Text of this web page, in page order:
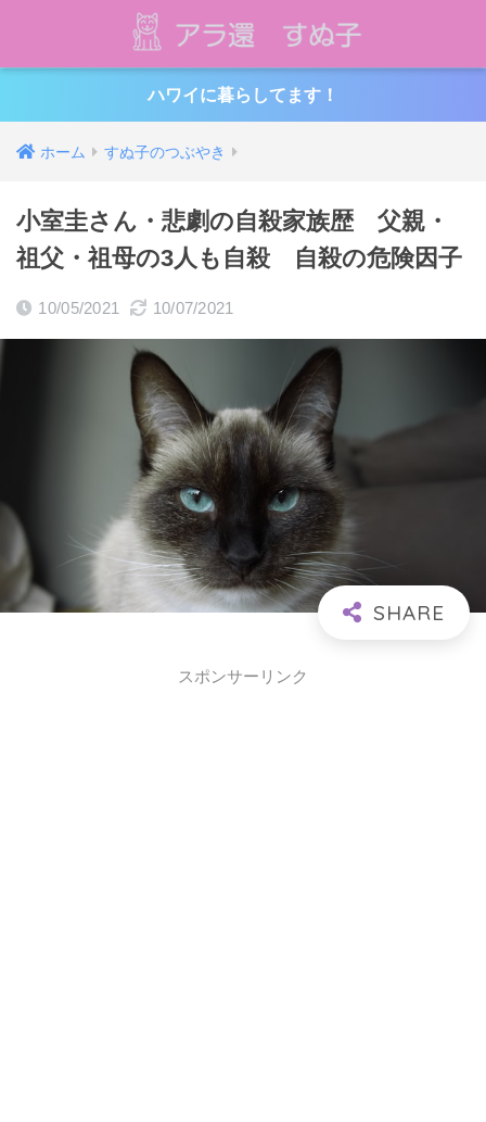
ハワイに暮らしてます！
ホーム すぬ子のつぶやき
小室圭さん・悲劇の自殺家族歴 父親・
祖父・祖母の3人も自殺 自殺の危険因子
10/05/2021 10/07/2021
スポンサーリンク